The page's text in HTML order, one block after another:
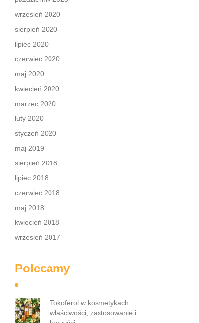
wrzesień 2020
sierpień 2020
lipiec 2020
czerwiec 2020
maj 2020
kwiecień 2020
marzec 2020
luty 2020
styczeń 2020
maj 2019
sierpień 2018
lipiec 2018
czerwiec 2018
maj 2018
kwiecień 2018
wrzesień 2017
Polecamy
Tokoferol w kosmetykach:
właściwości, zastosowanie i